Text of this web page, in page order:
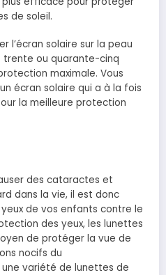
de soleil.
l’écran solaire sur la peau
ou quarante-cinq
maximale. Vous
écran solaire qui a à la fois
la meilleure protection
des cataractes et
dans la vie, il est donc
de vos enfants contre le
des yeux, les lunettes
de protéger la vue de
nocifs du
une variété de lunettes de